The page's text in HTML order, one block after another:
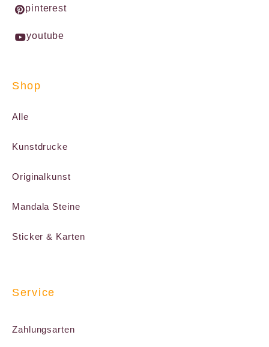
pinterest
youtube
Shop
Alle
Kunstdrucke
Originalkunst
Mandala Steine
Sticker & Karten
Service
Zahlungsarten